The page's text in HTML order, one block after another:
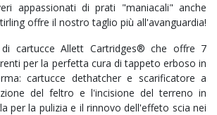
appassionati di prati "maniacali" anche
offre il nostro taglio più all'avanguardia!
cartucce Allett Cartridges® che offre 7
per la perfetta cura di tappeto erboso in
cartucce dethatcher e scarificatore a
del feltro e l'incisione del terreno in
per la pulizia e il rinnovo dell'effeto scia nei